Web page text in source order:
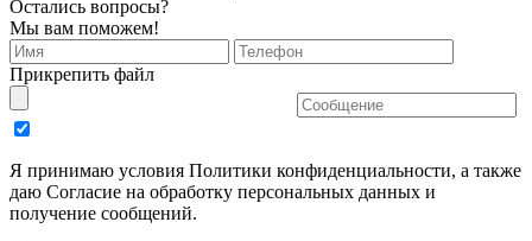
Остались вопросы?
Мы вам поможем!
Прикрепить файл
Я принимаю условия Политики конфиденциальности, а также
даю Согласие на обработку персональных данных и
получение сообщений.